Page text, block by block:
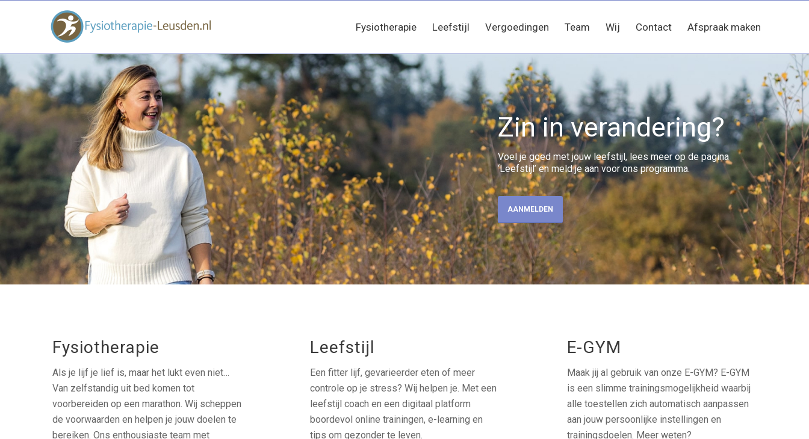
Fysiotherapie Leefstijl Vergoedingen Team Wij Contact Afspraak maken
Zin in verandering?
Voel je goed met jouw leefstijl, lees meer op de pagina
‘Leefstijl’ en meld je aan voor ons programma.
AANMELDEN
Fysiotherapie
Als je lijf je lief is, maar het lukt even niet…
Van zelfstandig uit bed komen tot
voorbereiden op een marathon. Wij scheppen
de voorwaarden en helpen je jouw doelen te
bereiken. Ons enthousiaste team met
Leefstijl
Een fitter lijf, gevarieerder eten of meer
controle op je stress? Wij helpen je. Met een
leefstijl coach en een digitaal platform
boordevol online trainingen, e-learning en
tips om gezonder te leven.
E-GYM
Maak jij al gebruik van onze E-GYM? E-GYM
is een slimme trainingsmogelijkheid waarbij
alle toestellen zich automatisch aanpassen
aan jouw persoonlijke instellingen en
trainingsdoelen. Meer weten?